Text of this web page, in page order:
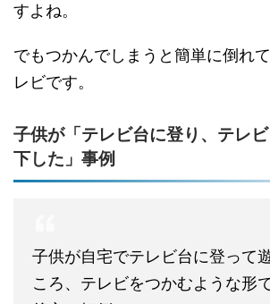
すよね。
でもつかんでしまうと簡単に倒れ
レビです。
子供が「テレビ台に登り、テレ
下した」事例
子供が自宅でテレビ台に登って
ころ、テレビをつかむような形